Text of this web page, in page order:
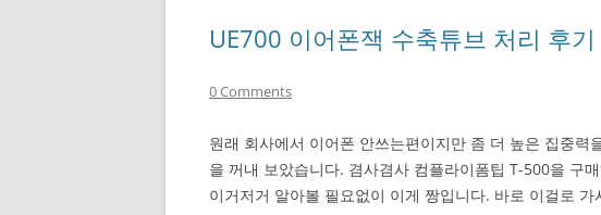
UE700 이어폰잭 수축튜브 처리 후기
0 Comments
원래 회사에서 이어폰 안쓰는편이지만 좀 더 높은 집중력
을 꺼내 보았습니다. 겸사겸사 컴플라이폼팁 T-500을 구
이거저거 알아볼 필요없이 이게 짱입니다. 바로 이걸로